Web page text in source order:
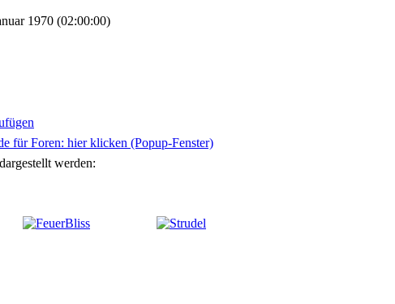
1970 (02:00:00)
für Foren: hier klicken (Popup-Fenster)
werden: